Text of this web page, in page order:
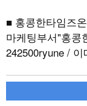
■ 홍콩한타임즈
마케팅부서"홍콩
242500ryune / 이